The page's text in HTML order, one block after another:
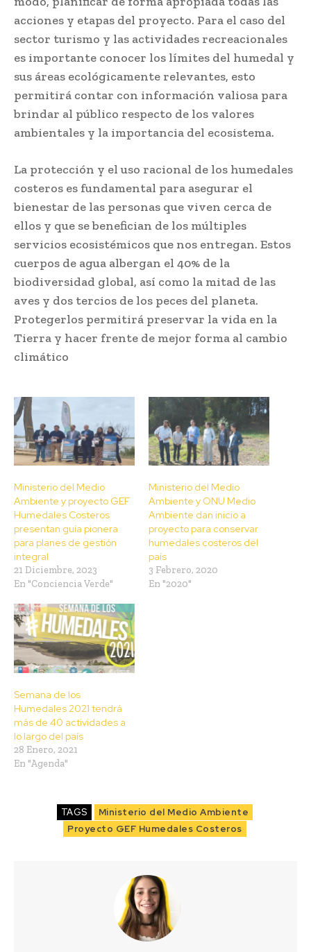
acciones y etapas del proyecto. Para el caso del
sector turismo y las actividades recreacionales
es importante conocer los límites del humedal y
sus áreas ecológicamente relevantes, esto
permitirá contar con información valiosa para
brindar al público respecto de los valores
ambientales y la importancia del ecosistema.
La protección y el uso racional de los humedales
costeros es fundamental para asegurar el
bienestar de las personas que viven cerca de
ellos y que se benefician de los múltiples
servicios ecosistémicos que nos entregan. Estos
cuerpos de agua albergan el 40% de la
biodiversidad global, así como la mitad de las
aves y dos tercios de los peces del planeta.
Protegerlos permitirá preservar la vida en la
Tierra y hacer frente de mejor forma al cambio
climático
Ministerio del Medio
Ambiente y proyecto GEF
Humedales Costeros
presentan guía pionera
para planes de gestión
integral
21 Diciembre, 2023
En "Conciencia Verde"
Ministerio del Medio
Ambiente y ONU Medio
Ambiente dan inicio a
proyecto para conservar
humedales costeros del
país
3 Febrero, 2020
En "2020"
Semana de los
Humedales 2021 tendrá
más de 40 actividades a
lo largo del país
28 Enero, 2021
En "Agenda"
TAGS
Ministerio del Medio Ambiente
Proyecto GEF Humedales Costeros